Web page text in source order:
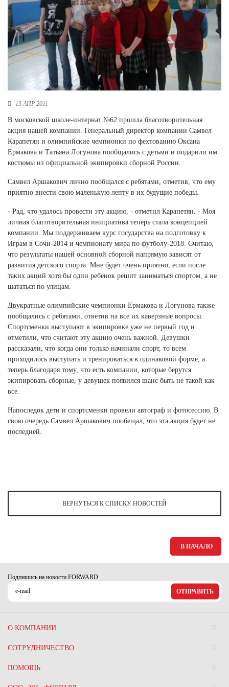
Новосибирская область (3)
Омская область (5)
Республика Башкортостан (3)
Республика Крым (1)
Республика Татарстан (2)
Ростовская область (2)
Санкт-Петербург и ЛО (3)
Саратовская область (1)
Свердловская область (5)
Северная Осетия (2)
Смоленская область (1)
Ставропольский край (5)
Томская область (1)
Тульская область (1)
Хакасия (1)
Ханты-Мансийский автономный округ (3)
Челябинская область (2)
Ямало-Ненецкий автономный округ (1)
Ярославская область (1)
13 АПР 2011
В московской школе-интернат №62 прошла благотворительная
акция нашей компании. Генеральный директор компании Самвел
Карапетян и олимпийские чемпионки по фехтованию Оксана
Ермакова и Татьяна Логунова пообщались с детьми и подарили им
костюмы из официальной экипировки сборной России.
Самвел Аршакович лично пообщался с ребятами, отметив, что ему
приятно внести свою маленькую лепту в их будущие победы.
- Рад, что удалось провести эту акцию, - отметил Карапетян. - Моя
личная благотворительная инициатива теперь стала концепцией
компании. Мы поддерживаем курс государства на подготовку к
Играм в Сочи-2014 и чемпионату мира по футболу-2018. Считаю,
что результаты нашей основной сборной напрямую зависят от
развития детского спорта. Мне будет очень приятно, если после
таких акций хотя бы один ребенок решит заниматься спортом, а не
шататься по улицам.
Двукратные олимпийские чемпионки Ермакова и Логунова также
пообщались с ребятами, ответив на все их каверзные вопросы.
Спортсменки выступают в экипировке уже не первый год и
отметили, что считают эту акцию очень важной. Девушки
рассказали, что когда они только начинали спорт, то всем
приходилось выступать и тренироваться в одинаковой форме, а
теперь благодаря тому, что есть компании, которые берутся
экипировать сборные, у девушек появился шанс быть не такой как
все.
Напоследок дети и спортсменки провели автограф и фотосессию. В
свою очередь Самвел Аршакович пообещал, что эта акция будет не
последней.
ВЕРНУТЬСЯ К СПИСКУ НОВОСТЕЙ
В НАЧАЛО
Подпишись на новости FORWARD
ОТПРАВИТЬ
О КОМПАНИИ
СОТРУДНИЧЕСТВО
ПОМОЩЬ